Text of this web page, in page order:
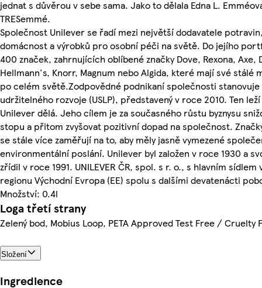
jednat s důvěrou v sebe sama. Jako to dělala Edna L.
TRESemmé.
Společnost Unilever se řadí mezi největší dodavatele
domácnost a výrobků pro osobní péči na světě. Do jejího
400 značek, zahrnujících oblíbené značky Dove, Rexona, Axe,
Hellmann's, Knorr, Magnum nebo Algida, které mají své stálé
po celém světě.Zodpovědné podnikaní společnosti
udržitelného rozvoje (USLP), představený v roce 2010. Ten
Unilever dělá. Jeho cílem je za současného růstu byznysu
stopu a přitom zvyšovat pozitivní dopad na společnost.
se stále více zaměřují na to, aby měly jasně vymezené
environmentální poslání. Unilever byl založen v roce 1930 a
zřídil v roce 1991. UNILEVER ČR, spol. s r. o., s hlavním
regionu Východní Evropa (EE) spolu s dalšími devatenácti
Množství: 0.4l
Loga třetí strany
Zelený bod, Mobius Loop, PETA Approved Test Free / Cruelty
Složení
Ingredience